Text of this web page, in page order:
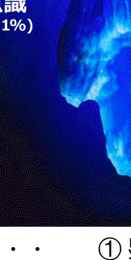
・・ ①